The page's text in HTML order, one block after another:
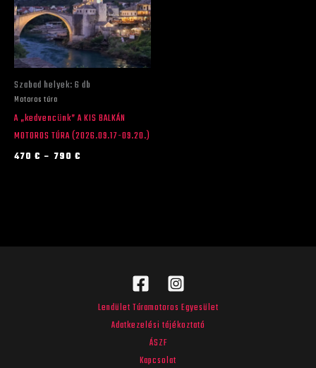
Szabad helyek: 6 db
Motoros túra
A „kedvencünk” A KIS BALKÁN
MOTOROS TÚRA (2026.09.17-09.20.)
470 € – 790 €
variációja
van.
A
változatok
a
termékoldalon
választhatók
ki
Lendület Túramotoros Egyesület
Adatkezelési tájékoztató
ÁSZF
Kapcsolat